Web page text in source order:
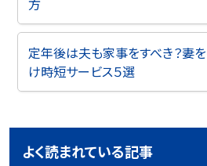
方
定年後は夫も家事をすべき？妻
け時短サービス５選
よく読まれている記事